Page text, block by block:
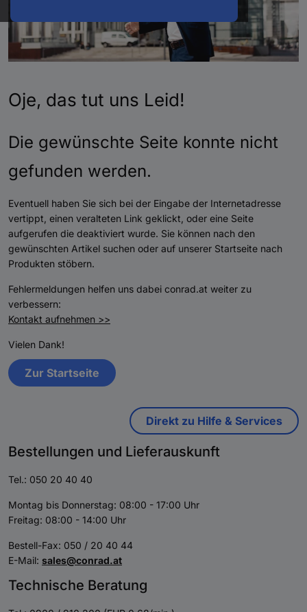
Oje, das tut uns Leid!
Die gewünschte Seite konnte nicht
gefunden werden.
Eventuell haben Sie sich bei der Eingabe der Internetadresse
vertippt, einen veralteten Link geklickt, oder eine Seite
aufgerufen die deaktiviert wurde. Sie können nach den
gewünschten Artikel suchen oder auf unserer Startseite nach
Produkten stöbern.
Fehlermeldungen helfen uns dabei conrad.at weiter zu
verbessern:
Kontakt aufnehmen >>
Vielen Dank!
Zur Startseite
Direkt zu Hilfe & Services
Bestellungen und Lieferauskunft
Tel.: 050 20 40 40
Montag bis Donnerstag: 08:00 - 17:00 Uhr
Freitag: 08:00 - 14:00 Uhr
Bestell-Fax: 050 / 20 40 44
E-Mail: sales@conrad.at
Technische Beratung